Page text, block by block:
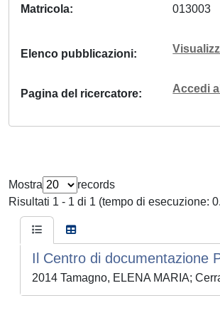
Matricola 013003
Elenco pubblicazioni
Pagina del ricercatore Accedi
Mostra
records
Risultati 1 - 1 di 1 (tempo di esecuzione:
Il Centro di documentazione
2014 Tamagno, ELENA MARIA;